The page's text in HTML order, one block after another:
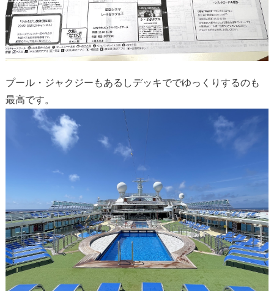
プール・ジャクジーもあるしデッキででゆっくりするのも
最高です。